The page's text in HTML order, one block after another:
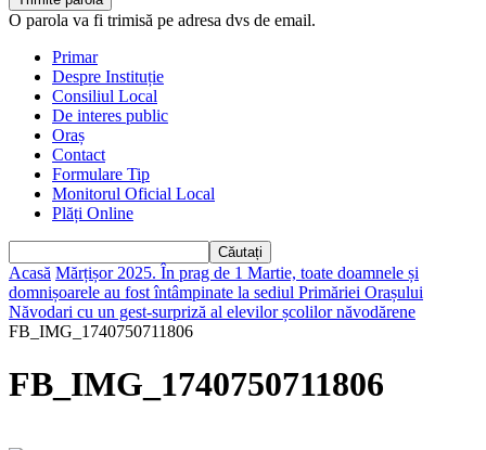
O parola va fi trimisă pe adresa dvs de email.
Primar
Despre Instituție
Consiliul Local
De interes public
Oraș
Contact
Formulare Tip
Monitorul Oficial Local
Plăți Online
Acasă Mărțișor 2025. În prag de 1 Martie, toate doamnele și
domnișoarele au fost întâmpinate la sediul Primăriei Orașului
Năvodari cu un gest-surpriză al elevilor școlilor năvodărene
FB_IMG_1740750711806
FB_IMG_1740750711806